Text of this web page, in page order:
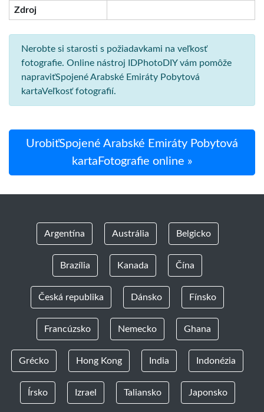
Zdroj
Nerobte si starosti s požiadavkami na veľkosť
fotografie. Online nástroj IDPhotoDIY vám pomôže
napraviťSpojené Arabské Emiráty Pobytová
kartaVeľkosť fotografií.
UrobiťSpojené Arabské Emiráty Pobytová
kartaFotografie online »
Argentína Austrália Belgicko
Brazília Kanada Čína
Česká republika Dánsko Fínsko
Francúzsko Nemecko Ghana
Grécko Hong Kong India Indonézia
Írsko Izrael Taliansko Japonsko